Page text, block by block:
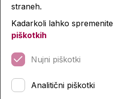
straneh.
Kadarkoli lahko
piškotkih
Nujni piškotki
Analitični piškotki